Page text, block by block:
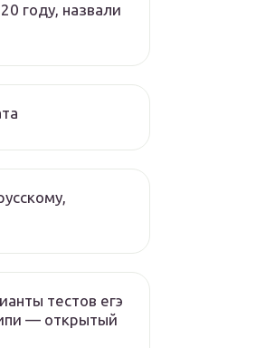
году, назвали
тестов егэ
— открытый